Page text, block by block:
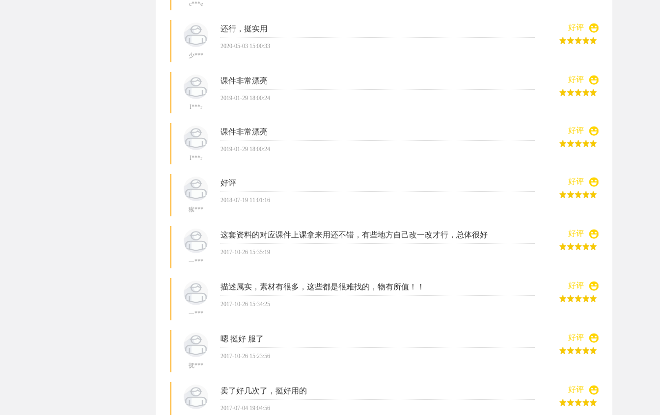
c***e
少***
还行，挺实用
2020-05-03 15:00:33
好评
I***r
课件非常漂亮
2019-01-29 18:00:24
好评
I***r
课件非常漂亮
2019-01-29 18:00:24
好评
猴***
好评
2018-07-19 11:01:16
好评
一***
这套资料的对应课件上课拿来用还不错，有些地方自己改一改才行，总体很好
2017-10-26 15:35:19
好评
一***
描述属实，素材有很多，这些都是很难找的，物有所值！！
2017-10-26 15:34:25
好评
抚***
嗯 挺好 服了
2017-10-26 15:23:56
好评
卖了好几次了，挺好用的
2017-07-04 19:04:56
好评